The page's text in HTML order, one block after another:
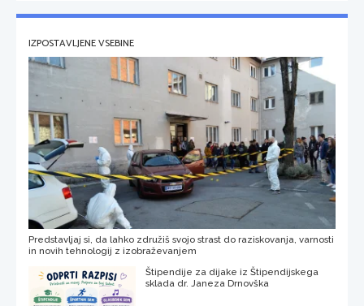
IZPOSTAVLJENE VSEBINE
Predstavljaj si, da lahko združiš svojo strast do raziskovanja, varnosti
in novih tehnologij z izobraževanjem
Štipendije za dijake iz Štipendijskega
sklada dr. Janeza Drnovška